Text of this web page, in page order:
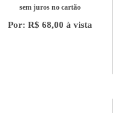
sem juros no cartão
Por: R$ 68,00 à vista